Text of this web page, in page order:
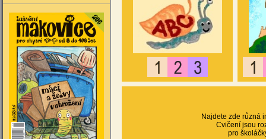
Najdete zde různá
Cvičení jsou
pro